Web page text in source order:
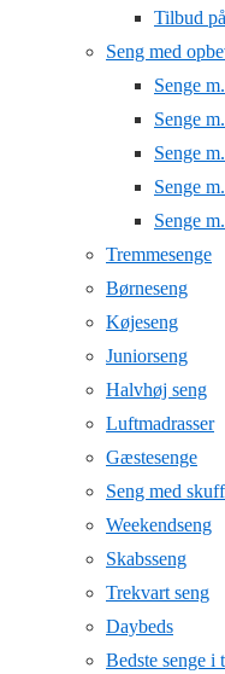
Tilbud
Seng med
Senge
Senge
Senge
Senge
Senge
Tremmesenge
Børneseng
Køjeseng
Juniorseng
Halvhøj seng
Luftmadrasser
Gæstesenge
Seng med
Weekendseng
Skabsseng
Trekvart seng
Daybeds
Bedste senge i